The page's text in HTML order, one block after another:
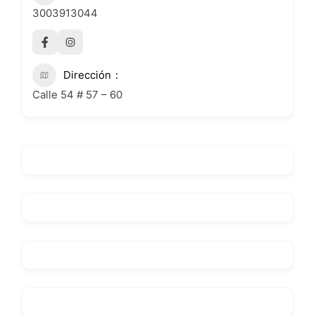
3003913044
Dirección
Calle 54 # 57 – 60